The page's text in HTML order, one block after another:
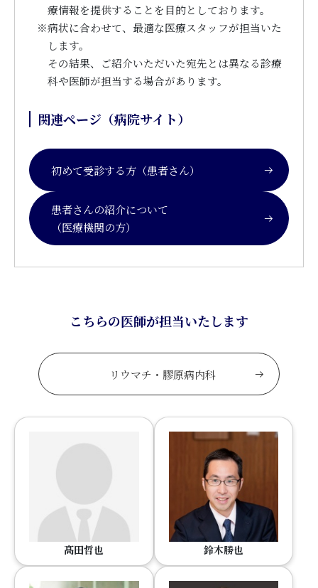
療情報を提供することを目的としております。
※病状に合わせて、最適な医療スタッフが担当いた
します。
その結果、ご紹介いただいた宛先とは異なる診療
科や医師が担当する場合があります。
関連ページ（病院サイト）
初めて受診する方（患者さん）
患者さんの紹介について
（医療機関の方）
こちらの医師が担当いたします
リウマチ・膠原病内科
髙田哲也 鈴木勝也